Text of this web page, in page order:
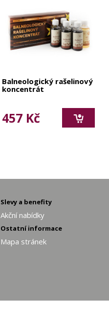
Balneologický rašelinový
koncentrát
457 Kč
Slevy a benefity
Akční nabídky
Ostatní informace
Mapa stránek